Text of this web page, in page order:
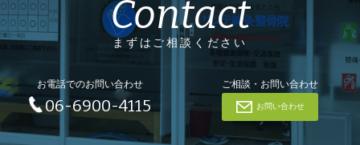
Contact
まずはご相談ください
お電話でのお問い合わせ
06-6900-4115
ご相談・お問い合わせ
お問い合わせ